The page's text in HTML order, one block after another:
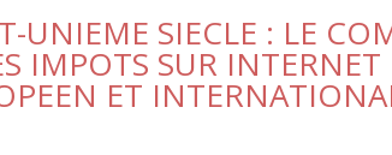
UNIEME SIECLE : LE
IMPOTS SUR
ET